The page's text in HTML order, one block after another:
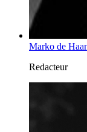
Marko de
Redacteur